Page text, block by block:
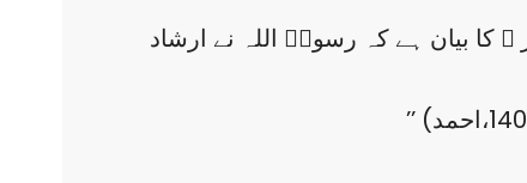
بیان ہے کہ رسولؐ اللہ نے ارشاد